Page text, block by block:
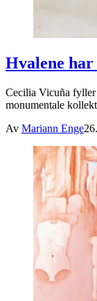
Hvalene har
Cecilia Vicuña fyller
monumentale
Av Mariann Enge